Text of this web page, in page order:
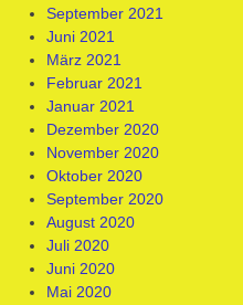
September 2021
Juni 2021
März 2021
Februar 2021
Januar 2021
Dezember 2020
November 2020
Oktober 2020
September 2020
August 2020
Juli 2020
Juni 2020
Mai 2020